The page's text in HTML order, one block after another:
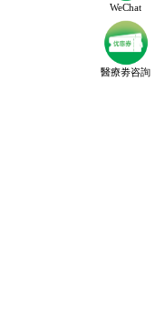
WeChat
醫療劵咨詢